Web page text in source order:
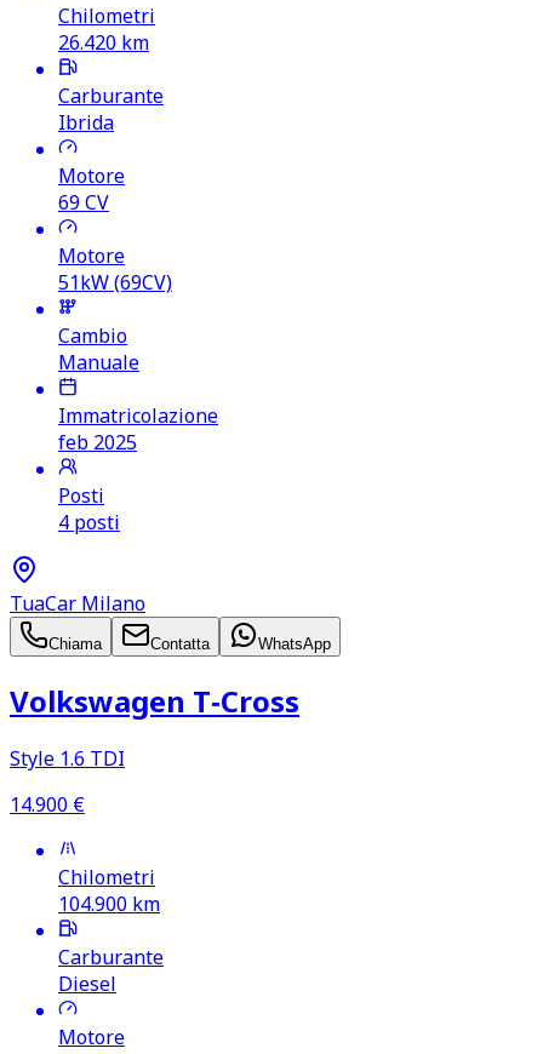
Chilometri
26.420 km
Carburante
Ibrida
Motore
69CV
Motore
51kW (69CV)
Cambio
Manuale
Immatricolazione
feb 2025
Posti
4 posti
TuaCar Milano
Chiama Contatta WhatsApp
Volkswagen T‑Cross
Style 1.6 TDI
14.900 €
Chilometri
104.900 km
Carburante
Diesel
Motore